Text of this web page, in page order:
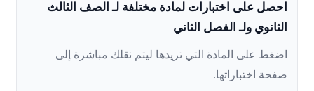
احصل على اختبارات لمادة مختلفة لـ الصف الثالث
الثانوي ولـ الفصل الثاني
اضغط على المادة التي تريدها ليتم نقلك مباشرة إلى
صفحة اختباراتها.